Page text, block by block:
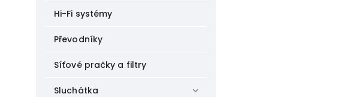
Hi-Fi systémy
Převodníky
Síťové pračky a filtry
Sluchátka